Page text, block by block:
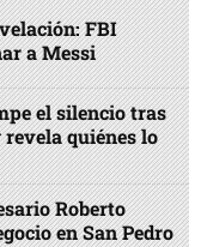
FBI
a Messi
el silencio tras
quiénes lo
Roberto
en San Pedro